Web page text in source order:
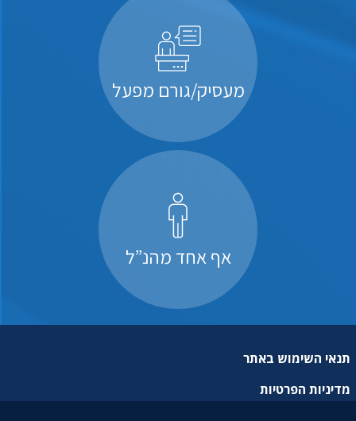
מעסיק/גורם מפעל
אף אחד מהנ”ל
תנאי השימוש באתר
מדיניות הפרטיות